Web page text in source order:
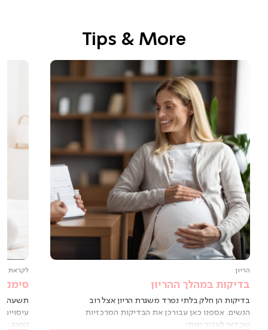
Tips & More
הריון
בדיקות במהלך ההריון
בדיקות הן חלק בלתי נפרד משגרת הריון אצל רוב
הנשים. אספנו כאן עבורכן את הבדיקות המרכזיות
שכדאי לעבור ומתי.
לקראת
תשעה
קטנה –